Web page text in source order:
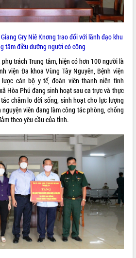
Việt
Gry Niê Knơng trao đổi với lãnh đạo khu
tâm điều dưỡng người có công
trách Trung tâm, hiện có hơn 100 người là
viện Đa khoa Vùng Tây Nguyên, Bệnh viện
cán bộ y tế, đoàn viên thanh niên tình
Hòa Phú đang sinh hoạt sau ca trực và thực
chăm lo đời sống, sinh hoạt cho lực lượng
viên đang làm công tác phòng, chống
theo yêu cầu của tỉnh.